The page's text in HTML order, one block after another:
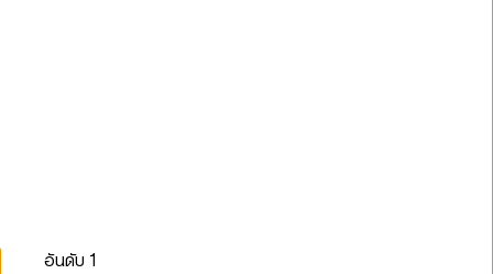
อันดับ 1